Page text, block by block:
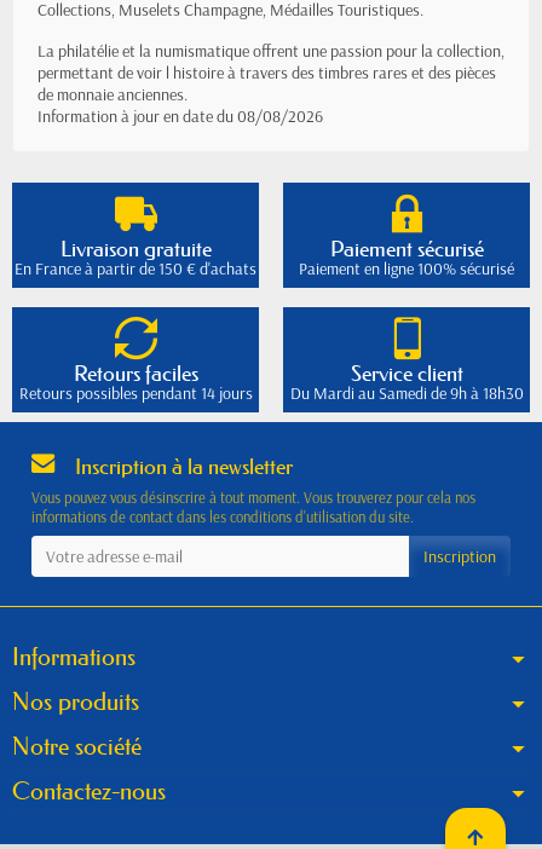
Collections, Muselets Champagne, Médailles Touristiques.
La philatélie et la numismatique offrent une passion pour la collection,
permettant de voir l histoire à travers des timbres rares et des pièces
de monnaie anciennes.
Information à jour en date du 08/08/2026
Livraison gratuite
En France à partir de 150 € d'achats
Paiement sécurisé
Paiement en ligne 100% sécurisé
Retours faciles
Retours possibles pendant 14 jours
Service client
Du Mardi au Samedi de 9h à 18h30
Inscription à la newsletter
Vous pouvez vous désinscrire à tout moment. Vous trouverez pour cela nos
informations de contact dans les conditions d'utilisation du site.
Informations
Nos produits
Notre société
Contactez-nous